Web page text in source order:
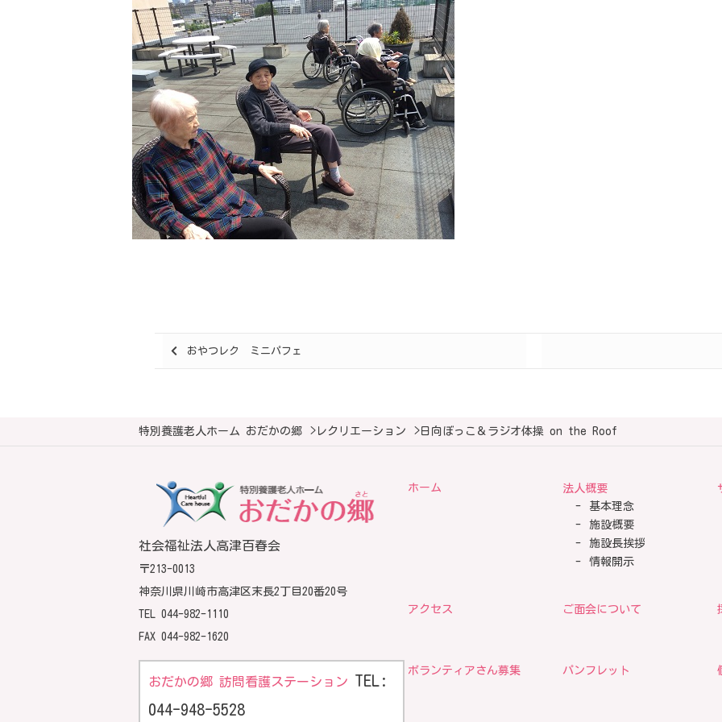
Posts
おやつレク ミニパフェ
特別養護老人ホーム おだかの郷 > レクリエーション > 日向ぼっこ＆ラジオ体操 on the Roof
社会福祉法人高津百春会
〒213-0013
神奈川県川崎市高津区末長2丁目20番20号
TEL 044-982-1110
FAX 044-982-1620
おだかの郷 訪問看護ステーション TEL:
044-948-5528
ホーム
法人概要
基本理念
施設概要
施設長挨拶
情報開示
アクセス ご面会について
ボランティアさん募集 パンフレット